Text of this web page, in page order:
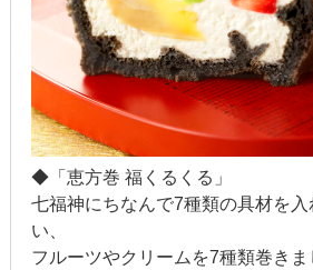
◆「恵方巻 福くるくる」
七福神にちなんで7種類の具材を
い、
フルーツやクリームを7種類巻きま